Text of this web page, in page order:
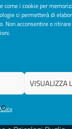
i cookie per
ci permetterà di
Non acconsentire o
VISUALIZZA
Segreteria Sede
170 - 70121 Bari
IVA: 93091790720